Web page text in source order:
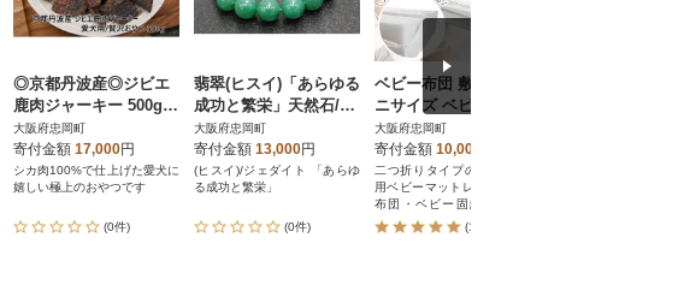
◎京都丹波産◎ジビエ
鹿肉ジャーキー 500g
無添加 愛犬用 おやつ
大阪府忠岡町
寄付金額 17,000円
シカ肉100%で仕上げた愛犬に
嬉しい極上のおやつです
(0件)
翡翠(ヒスイ)「あらゆる
成功と繁栄」天然石/半
貴石 ブレスレット
大阪府忠岡町
寄付金額 13,000円
(ヒスイ)/ジェダイト 「あらゆ
る成功と繁栄」
(0件)
ベビー布団 敷き布団 ミ
ニサイズ ベビー マット
レス 60×90cm
大阪府忠岡町
寄付金額 10,000
二つ折りタイプのミニベッド
用ベビーマットレス(ベビー敷
布団・ベビー固綿敷布団)で
す。
(1件)